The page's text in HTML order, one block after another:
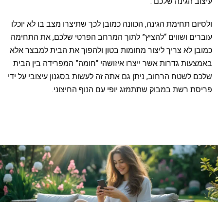
ולסיום תחימת הגינה, הכוונה כמובן לכך שתיצרו מצב בו לא יוכלו
עוברים ושווים “להציץ” לתוך המרחב הפרטי שלכם, את התחימה
כמובן לא צריך ליצור מחומות בטון ולהפוך את הבית למבצר אלא
באמצעות גדרות אשר ייצרו איזושהי “חומה” המפרידה בין הבית
שלכם לשטח הרחוב, ניתן גם אתה זה לעשות בסגנון עיצובי על ידי
פריסת רשת במבוק שתתמזג יופי עם הנוף החיצוני.